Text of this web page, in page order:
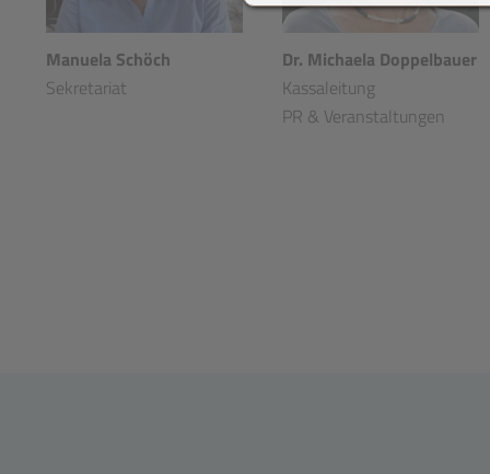
Manuela Schöch
Sekretariat
Dr. Michaela Doppelbauer
Kassaleitung
PR & Veranstaltungen